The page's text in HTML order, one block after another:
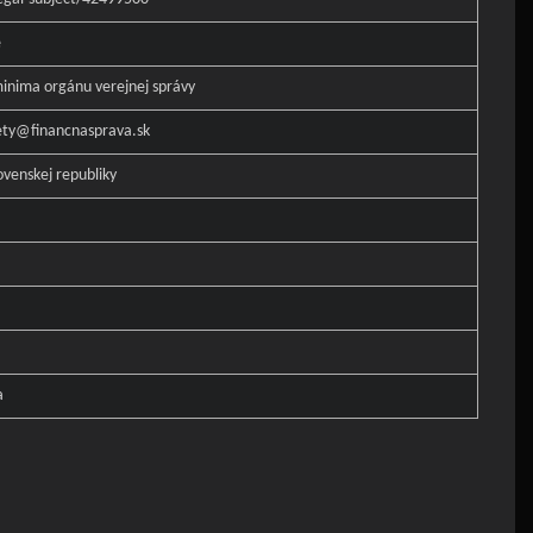
orgánu verejnej správy
republiky